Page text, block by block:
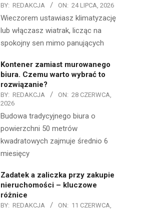
BY: REDAKCJA ON: 24 LIPCA, 2026
Wieczorem ustawiasz klimatyzację
lub włączasz wiatrak, licząc na
spokojny sen mimo panujących
Kontener zamiast murowanego
biura. Czemu warto wybrać to
rozwiązanie?
BY: REDAKCJA ON: 28 CZERWCA,
2026
Budowa tradycyjnego biura o
powierzchni 50 metrów
kwadratowych zajmuje średnio 6
miesięcy
Zadatek a zaliczka przy zakupie
nieruchomości – kluczowe
różnice
BY: REDAKCJA ON: 11 CZERWCA,